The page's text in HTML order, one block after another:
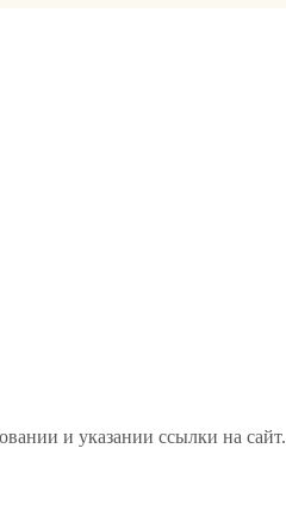
и указании ссылки на сайт.